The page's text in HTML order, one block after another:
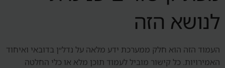
לנושא הזה
העמוד הזה הוא חלק ממערכת ידע מלאה על נדל״ן בדובאי ואיחוד
האמירויות. כל קישור מוביל לעמוד תוכן מלא או כלי החלטה